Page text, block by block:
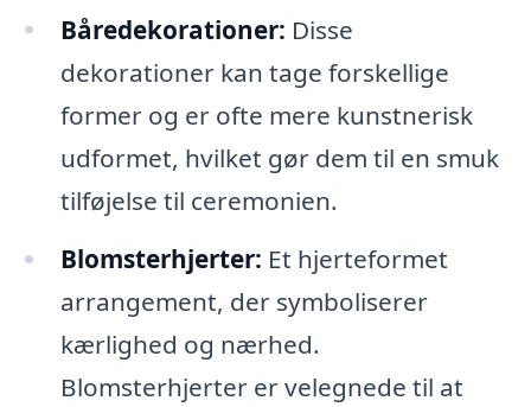
Båredekorationer: Disse
dekorationer kan tage forskellige
former og er ofte mere kunstnerisk
udformet, hvilket gør dem til en smuk
tilføjelse til ceremonien.
Blomsterhjerter: Et hjerteformet
arrangement, der symboliserer
kærlighed og nærhed.
Blomsterhjerter er velegnede til at